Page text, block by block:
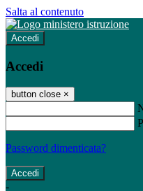
Salta al contenuto
Accedi
Accedi
button close ×
Password dimenticata?
-